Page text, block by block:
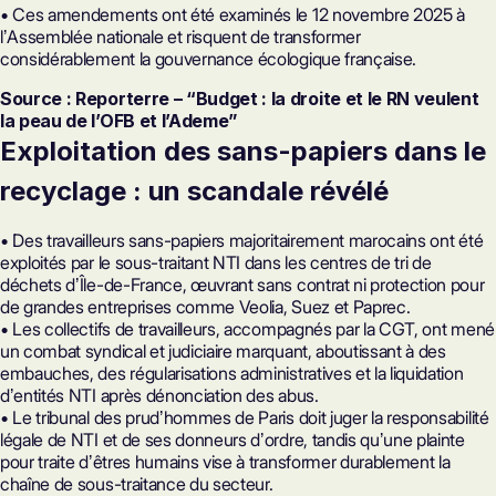
• Ces amendements ont été examinés le 12 novembre 2025 à
lʼAssemblée nationale et risquent de transformer
considérablement la gouvernance écologique française.
Source : Reporterre – “Budget : la droite et le RN veulent
la peau de l’OFB et l’Ademe”
Exploitation des sans-papiers dans le
recyclage : un scandale révélé
• Des travailleurs sans-papiers majoritairement marocains ont été
exploités par le sous-traitant NTI dans les centres de tri de
déchets dʼÎle-de-France, œuvrant sans contrat ni protection pour
de grandes entreprises comme Veolia, Suez et Paprec.
• Les collectifs de travailleurs, accompagnés par la CGT, ont mené
un combat syndical et judiciaire marquant, aboutissant à des
embauches, des régularisations administratives et la liquidation
dʼentités NTI après dénonciation des abus.
• Le tribunal des prudʼhommes de Paris doit juger la responsabilité
légale de NTI et de ses donneurs dʼordre, tandis quʼune plainte
pour traite dʼêtres humains vise à transformer durablement la
chaîne de sous-traitance du secteur.